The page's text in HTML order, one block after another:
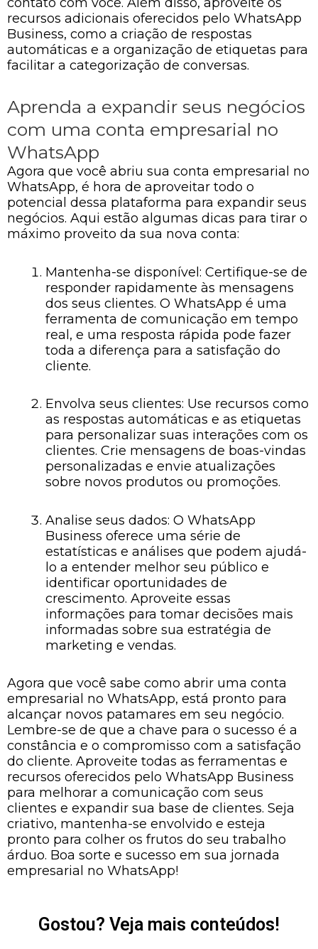
recursos adicionais oferecidos pelo WhatsApp
Business, como a criação de respostas
automáticas e a organização de etiquetas para
facilitar a categorização de conversas.
Aprenda a expandir seus negócios
com uma conta empresarial no
WhatsApp
Agora que você abriu sua conta empresarial no
WhatsApp, é hora de aproveitar todo o
potencial dessa plataforma para expandir seus
negócios. Aqui estão algumas dicas para tirar o
máximo proveito da sua nova conta:
Mantenha-se disponível: Certifique-se de
responder rapidamente às mensagens
dos seus clientes. O WhatsApp é uma
ferramenta de comunicação em tempo
real, e uma resposta rápida pode fazer
toda a diferença para a satisfação do
cliente.
Envolva seus clientes: Use recursos como
as respostas automáticas e as etiquetas
para personalizar suas interações com os
clientes. Crie mensagens de boas-vindas
personalizadas e envie atualizações
sobre novos produtos ou promoções.
Analise seus dados: O WhatsApp
Business oferece uma série de
estatísticas e análises que podem ajudá-
lo a entender melhor seu público e
identificar oportunidades de
crescimento. Aproveite essas
informações para tomar decisões mais
informadas sobre sua estratégia de
marketing e vendas.
Agora que você sabe como abrir uma conta
empresarial no WhatsApp, está pronto para
alcançar novos patamares em seu negócio.
Lembre-se de que a chave para o sucesso é a
constância e o compromisso com a satisfação
do cliente. Aproveite todas as ferramentas e
recursos oferecidos pelo WhatsApp Business
para melhorar a comunicação com seus
clientes e expandir sua base de clientes. Seja
criativo, mantenha-se envolvido e esteja
pronto para colher os frutos do seu trabalho
árduo. Boa sorte e sucesso em sua jornada
empresarial no WhatsApp!
Gostou? Veja mais conteúdos!